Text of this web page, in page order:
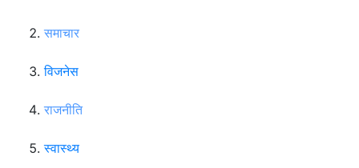
समाचार
विजनेस
राजनीति
स्वास्थ्य